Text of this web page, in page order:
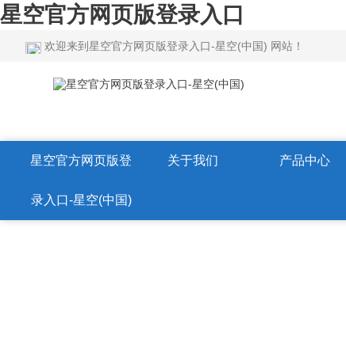
星空官方网页版登录入口
欢迎来到星空官方网页版登录入口-星空(中国) 网站！
星空官方网页版登
录入口-星空(中国)
关于我们 产品中心